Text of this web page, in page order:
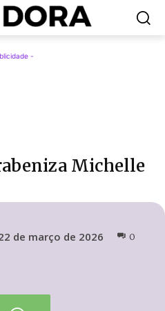
-
Michelle
de março de 2026 0